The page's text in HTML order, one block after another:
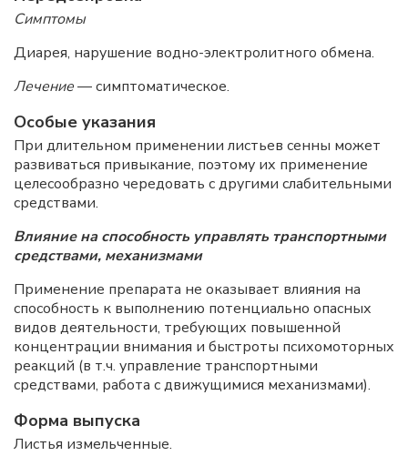
Симптомы
Диарея, нарушение водно-электролитного обмена.
Лечение— симптоматическое.
Особые указания
При длительном применении листьев сенны может
развиваться привыкание, поэтому их применение
целесообразно чередовать с другими слабительными
средствами.
Влияние на способность управлять транспортными
средствами, механизмами
Применение препарата не оказывает влияния на
способность к выполнению потенциально опасных
видов деятельности, требующих повышенной
концентрации внимания и быстроты психомоторных
реакций (в т.ч. управление транспортными
средствами, работа с движущимися механизмами).
Форма выпуска
Листья измельченные.